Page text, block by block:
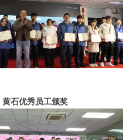
黄石优秀员工颁奖